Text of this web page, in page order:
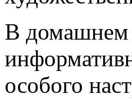
В домашнем
особого